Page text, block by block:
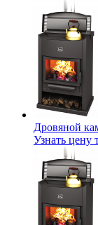
Дровяной
Узнать цену